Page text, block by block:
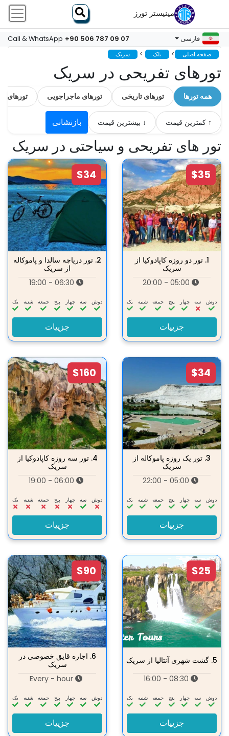
مینیستر تورز
فارسی Call & WhatsApp +90 506 787 09 07
صفحه اصلی > بلک > سریک
تورهای تفریحی در سریک
همه تورها تورهای تاریخی تورهای ماجراجویی تورهای
↑ کمترین قیمت ↓ بیشترین قیمت بازنشانی
تور های تفریحی و سیاحتی در سریک
$35
1. تور دو روزه کاپادوکیا از
سریک
دوش سه‌ چهار پنج جمعه شنبه یک
جزییات
$34
2. تور دریاچه سالدا و پاموکاله
از سریک
دوش سه‌ چهار پنج جمعه شنبه یک
جزییات
$34
3. تور یک روزه پاموکاله از
سریک
دوش سه‌ چهار پنج جمعه شنبه یک
جزییات
$160
4. تور سه روزه کاپادوکیا از
سریک
دوش سه‌ چهار پنج جمعه شنبه یک
جزییات
$25
5. گشت شهری آنتالیا از سریک
دوش سه‌ چهار پنج جمعه شنبه یک
جزییات
$90
6. اجاره قایق خصوصی در
سریک
دوش سه‌ چهار پنج جمعه شنبه یک
جزییات